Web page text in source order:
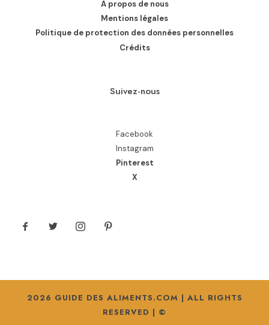
A propos de nous
Mentions légales
Politique de protection des données personnelles
Crédits
Suivez-nous
Facebook
Instagram
Pinterest
X
2026 GUIDE DES ALIMENTS.COM | ALL RIGHTS
RESERVED | ©